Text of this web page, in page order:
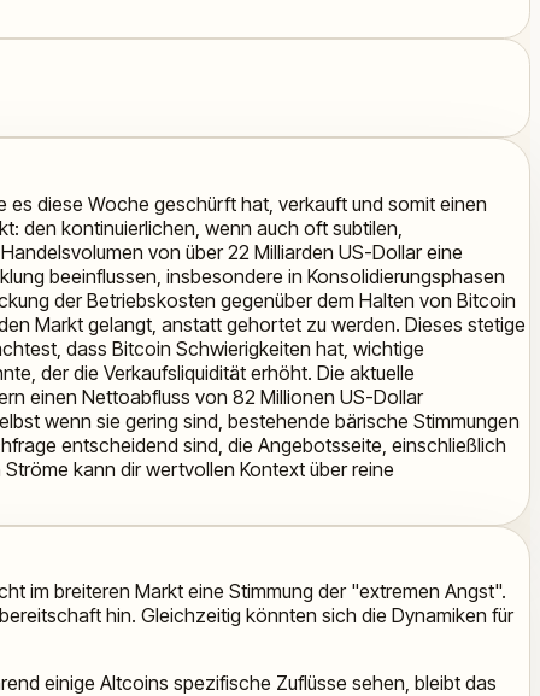
es diese Woche geschürft hat, verkauft und somit einen
den kontinuierlichen, wenn auch oft subtilen,
von über 22 Milliarden US-Dollar eine
beeinflussen, insbesondere in Konsolidierungsphasen
der Betriebskosten gegenüber dem Halten von Bitcoin
Markt gelangt, anstatt gehortet zu werden. Dieses stetige
dass Bitcoin Schwierigkeiten hat, wichtige
der die Verkaufsliquidität erhöht. Die aktuelle
einen Nettoabfluss von 82 Millionen US-Dollar
wenn sie gering sind, bestehende bärische Stimmungen
entscheidend sind, die Angebotsseite, einschließlich
kann dir wertvollen Kontext über reine
im breiteren Markt eine Stimmung der "extremen Angst".
hin. Gleichzeitig könnten sich die Dynamiken für
einige Altcoins spezifische Zuflüsse sehen, bleibt das